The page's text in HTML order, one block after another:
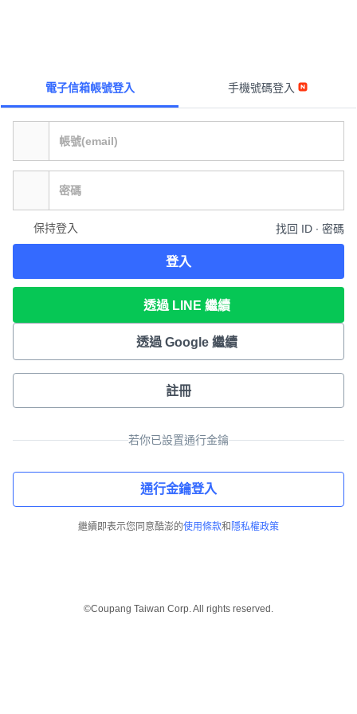
電子信箱帳號登入 手機號碼登入
保持登入 找回 ID ∙ 密碼
登入
透過 LINE 繼續
透過 Google 繼續
註冊
若你已設置通行金鑰
通行金鑰登入
繼續即表示您同意酷澎的使用條款和 隱私權政策
©Coupang Taiwan Corp. All rights reserved.